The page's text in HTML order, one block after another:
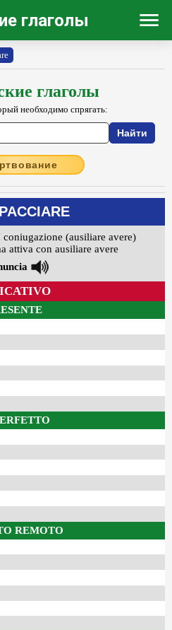
глаголы
глаголы
необходимо спрягать:
(ausiliare avere)
attiva con ausiliare avere
REMOTO